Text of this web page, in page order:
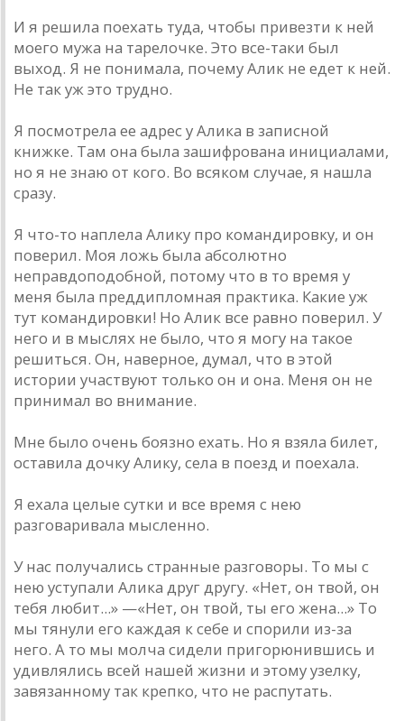
И я решила поехать туда, чтобы привезти к ней
моего мужа на тарелочке. Это все-таки был
выход. Я не понимала, почему Алик не едет к ней.
Не так уж это трудно.
Я посмотрела ее адрес у Алика в записной
книжке. Там она была зашифрована инициалами,
но я не знаю от кого. Во всяком случае, я нашла
сразу.
Я что-то наплела Алику про командировку, и он
поверил. Моя ложь была абсолютно
неправдоподобной, потому что в то время у
меня была преддипломная практика. Какие уж
тут командировки! Но Алик все равно поверил. У
него и в мыслях не было, что я могу на такое
решиться. Он, наверное, думал, что в этой
истории участвуют только он и она. Меня он не
принимал во внимание.
Мне было очень боязно ехать. Но я взяла билет,
оставила дочку Алику, села в поезд и поехала.
Я ехала целые сутки и все время с нею
разговаривала мысленно.
У нас получались странные разговоры. То мы с
нею уступали Алика друг другу. «Нет, он твой, он
тебя любит...» —«Нет, он твой, ты его жена...» То
мы тянули его каждая к себе и спорили из-за
него. А то мы молча сидели пригорюнившись и
удивлялись всей нашей жизни и этому узелку,
завязанному так крепко, что не распутать.